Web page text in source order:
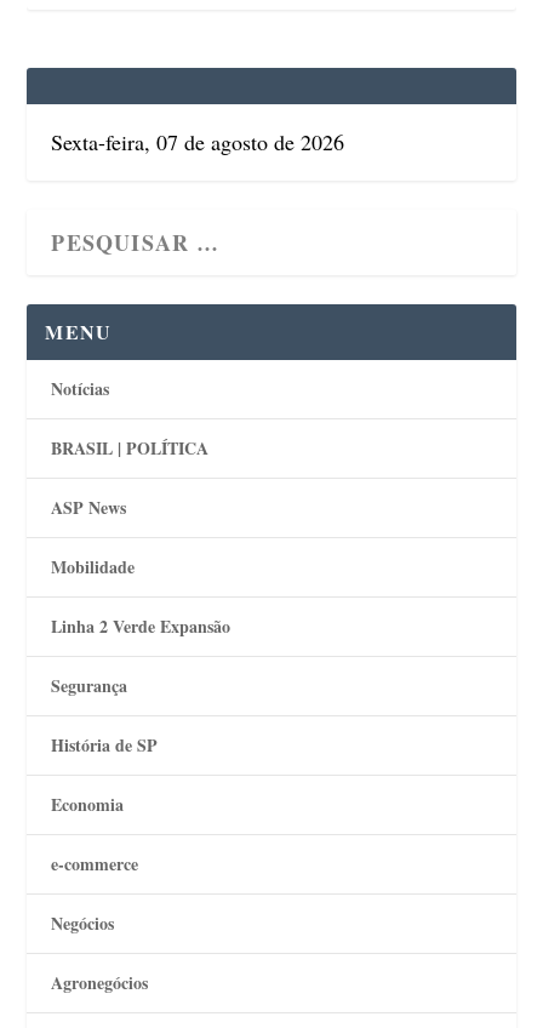
Sexta-feira, 07 de agosto de 2026
MENU
Notícias
BRASIL | POLÍTICA
ASP News
Mobilidade
Linha 2 Verde Expansão
Segurança
História de SP
Economia
e-commerce
Negócios
Agronegócios